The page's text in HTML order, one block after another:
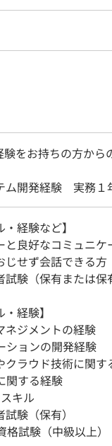
をお持ちの方から
ム開発経験 実務１
・経験など】
と良好なコミュニ
じせず会話できる方
試験（保有または保
経験】
ネジメントの経験
ションの開発経験
クラウド技術に関
関する経験
キル
験（保有）
格試験（中級以上）